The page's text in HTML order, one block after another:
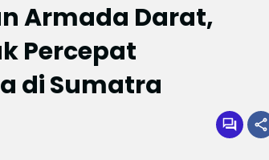
Armada Darat,
Percepat
di Sumatra